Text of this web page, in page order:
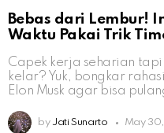
Bebas dari Lembur!
Waktu Pakai Trik
Capek kerja seharian
kelar? Yuk, bongkar
Elon Musk agar bisa
by Jati Sunarto May